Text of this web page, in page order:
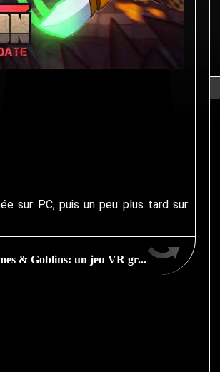
sur PC, puis un peu plus tard sur
& Goblins: un jeu VR gr...